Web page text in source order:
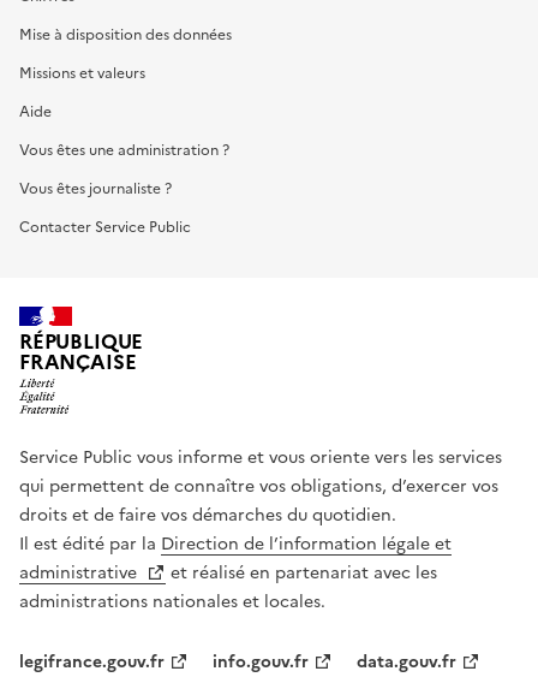
Mise à disposition des données
Missions et valeurs
Aide
Vous êtes une administration ?
Vous êtes journaliste ?
Contacter Service Public
RÉPUBLIQUE
FRANÇAISE
Service Public vous informe et vous oriente vers les services
qui permettent de connaître vos obligations, d’exercer vos
droits et de faire vos démarches du quotidien.
Il est édité par la Direction de l’information légale et
administrative
et réalisé en partenariat avec les
administrations nationales et locales.
legifrance.gouv.fr info.gouv.fr data.gouv.fr